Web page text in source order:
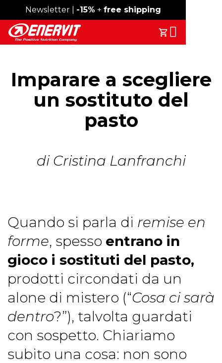
Spedizione gratuita sopra i 49€
Newsletter | -15% + free shipping
Il Tuo
Search
Imparare a scegliere
un sostituto del
pasto
di Cristina Lanfranchi
Quando si parla di remise en
forme, spesso entrano in
gioco i sostituti del pasto,
prodotti circondati da un
alone di mistero (“Cosa ci sarà
dentro?”), talvolta guardati
con sospetto. Chiariamo
subito una cosa: non sono